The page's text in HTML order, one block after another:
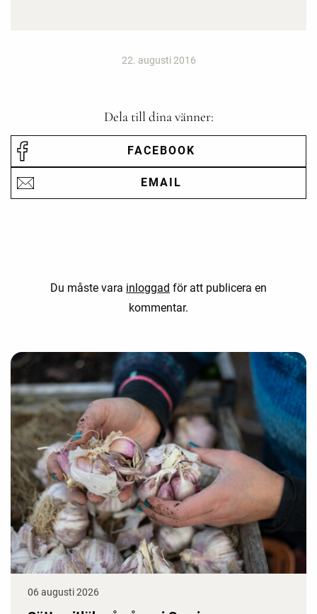
22. augusti 2016
Dela till dina vänner:
FACEBOOK
EMAIL
Du måste vara inloggad för att publicera en
kommentar.
06 augusti 2026